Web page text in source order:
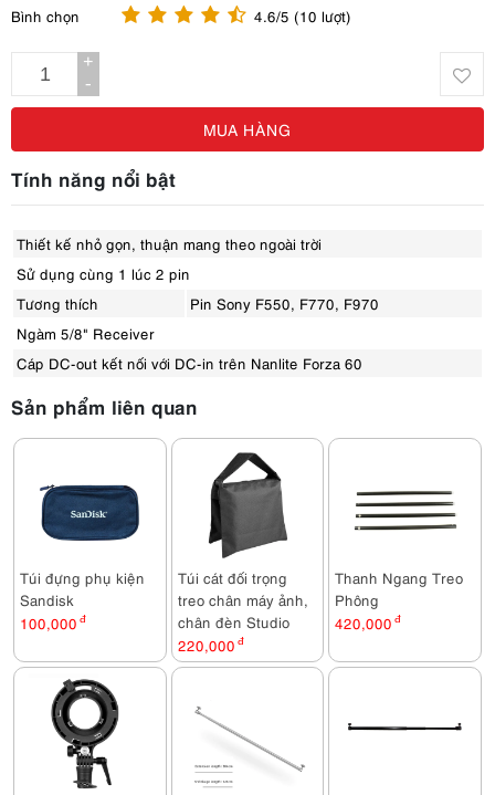
Bình chọn 4.6/5 (10 lượt)
+
-
MUA HÀNG
Tính năng nổi bật
Thiết kế nhỏ gọn, thuận mang theo ngoài trời
Sử dụng cùng 1 lúc 2 pin
Tương thích
Pin Sony F550, F770, F970
Ngàm 5/8" Receiver
Cáp DC-out kết nối với DC-in trên Nanlite Forza 60
Sản phẩm liên quan
Túi đựng phụ kiện
Sandisk
100,000 đ
Túi cát đối trọng
treo chân máy ảnh,
chân đèn Studio
220,000 đ
Thanh Ngang Treo
Phông
420,000 đ